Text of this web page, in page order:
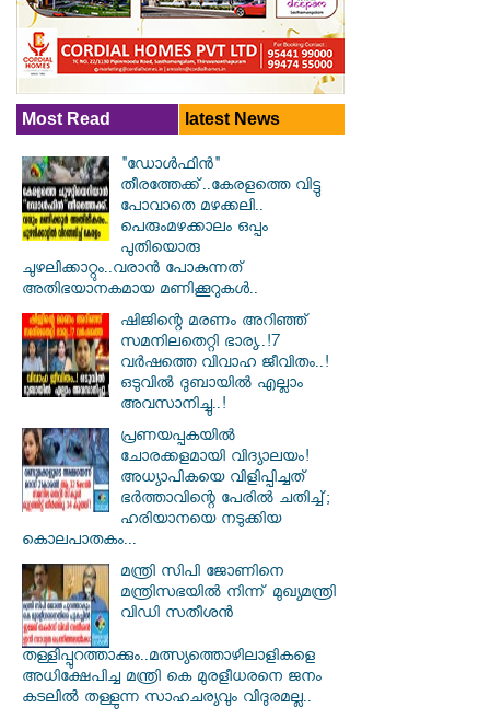
Most Read latest News
"ഡോൾഫിൻ"
തീരത്തേക്ക്..കേരളത്തെ വിട്ടു
പോവാതെ മഴക്കലി..
പെരുംമഴക്കാലം ഒപ്പം
പുതിയൊരു
ചുഴലിക്കാറ്റും..വരാൻ പോകുന്നത്
അതിഭയാനകമായ മണിക്കൂറുകൾ..
ഷിജിന്റെ മരണം അറിഞ്ഞ്
സമനിലതെറ്റി ഭാര്യ..!7
വർഷത്തെ വിവാഹ ജീവിതം..!
ഒടുവിൽ ദുബായിൽ എല്ലാം
അവസാനിച്ചു..!
പ്രണയപ്പകയിൽ
ചോരക്കളമായി വിദ്യാലയം!
അധ്യാപികയെ വിളിപ്പിച്ചത്
ഭർത്താവിന്റെ പേരിൽ ചതിച്ച്;
ഹരിയാനയെ നടുക്കിയ
കൊലപാതകം...
മന്ത്രി സിപി ജോണിനെ
മന്ത്രിസഭയില്‍ നിന്ന് മുഖ്യമന്ത്രി
വിഡി സതീശന്‍
തള്ളിപ്പുറത്താക്കും..മത്സ്യത്തൊഴിലാളികളെ
അധിക്ഷേപിച്ച മന്ത്രി കെ മുരളീധരനെ ജനം
കടലില്‍ തള്ളുന്ന സാഹചര്യവും വിദുരമല്ല..